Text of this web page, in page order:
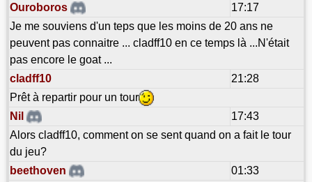
Ouroboros
17:17
Je me souviens d'un teps que les moins de 20 ans ne
peuvent pas connaitre ... cladff10 en ce temps là ...N'était
pas encore le goat ...
cladff10
21:28
Prêt à repartir pour un tour
Nil
17:43
Alors cladff10, comment on se sent quand on a fait le tour
du jeu?
beethoven
01:33